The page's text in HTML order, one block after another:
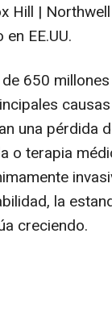
Hill |
EE.UU.
650
una pérdida
o terapia
la
creciendo.